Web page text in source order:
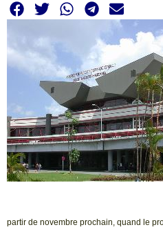
partir de novembre prochain, quand le